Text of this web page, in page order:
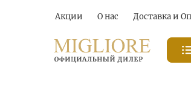
Акции О нас Доставка и